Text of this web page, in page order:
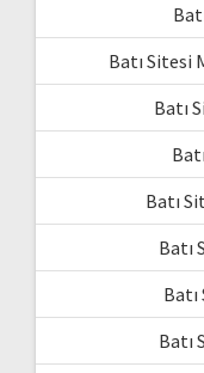
Batı Sitesi
Batı
Batı
Batı
Batı